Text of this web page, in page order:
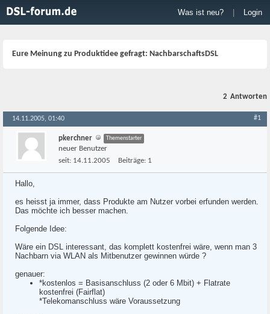
Was ist neu? Login
Eure Meinung zu Produktidee gefragt: NachbarschaftsDSL
2 Antworten
14.11.2005, 01:40 #1
pkerchner Themenstarter
neuer Benutzer
seit: 14.11.2005 Beiträge: 1
Hallo,
es heisst ja immer, dass Produkte am Nutzer vorbei erfunden werden.
Das möchte ich besser machen.
Folgende Idee:
Wäre ein DSL interessant, das komplett kostenfrei wäre, wenn man 3
Nachbarn via WLAN als Mitbenutzer gewinnen würde ?
genauer:
*kostenlos = Basisanschluss (2 oder 6 Mbit) + Flatrate
kostenfrei (Fairflat)
*Telekomanschluss wäre Voraussetzung